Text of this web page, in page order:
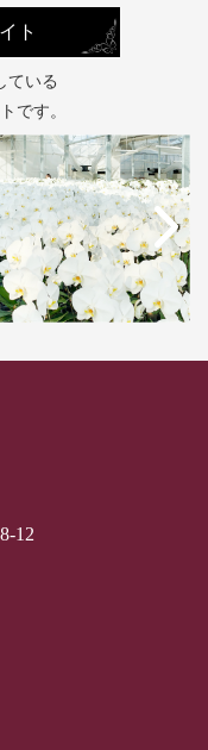
ト
ている
です。
12